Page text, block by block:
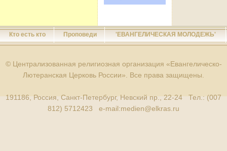
Кто есть кто Проповеди 'ЕВАНГЕЛИЧЕСКАЯ МОЛОДЕЖЬ'
© Централизованная религиозная организация «Евангелическо-
Лютеранская Церковь России». Все права защищены.
191186, Россия, Санкт-Петербург, Невский пр., 22-24 Тел.: (007
812) 5712423 e-mail:medien@elkras.ru